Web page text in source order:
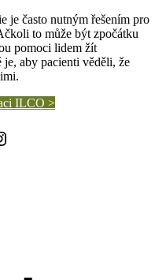
je často nutným řešením pro
to může být zpočátku
pomoci lidem žít
aby pacienti věděli, že
ILCO >